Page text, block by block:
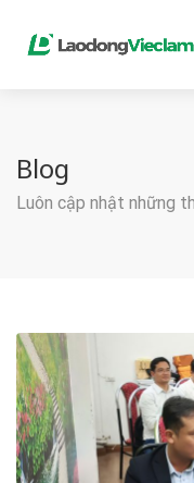
Blog
Luôn cập nhật những